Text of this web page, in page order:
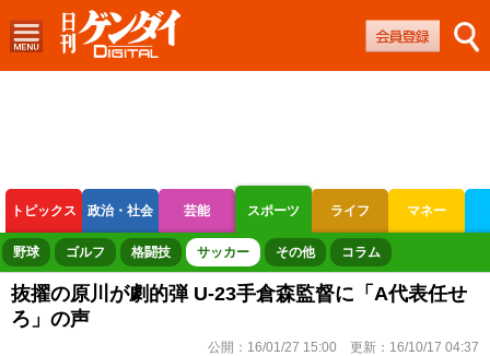
トピックス 政治・社会 芸能 スポーツ ライフ マネー
ボートレース 競輪 オートレース
野球 ゴルフ 格闘技 サッカー その他 コラム
抜擢の原川が劇的弾 U-23手倉森監督に「A代表任せ
ろ」の声
公開： 16/01/27 15:00 更新： 16/10/17 04:37